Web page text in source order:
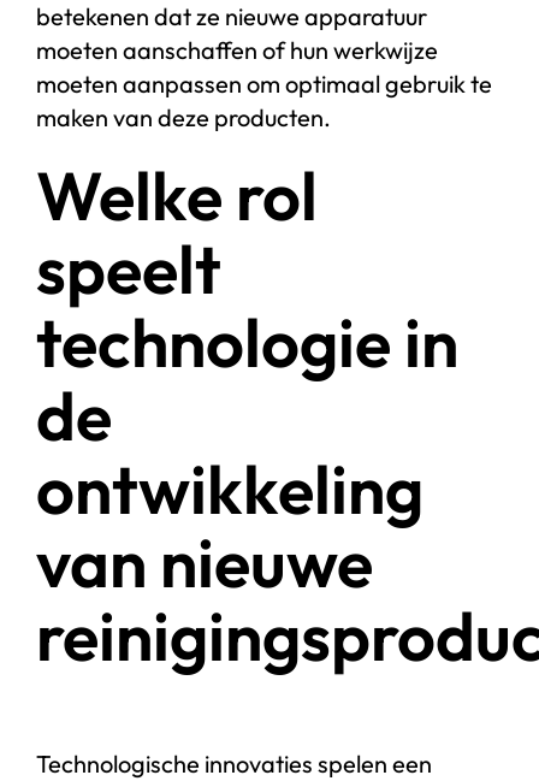
betekenen dat ze nieuwe apparatuur
moeten aanschaffen of hun werkwijze
moeten aanpassen om optimaal gebruik te
maken van deze producten.
Welke rol
speelt
technologie in
de
ontwikkeling
van nieuwe
Technologische innovaties spelen een